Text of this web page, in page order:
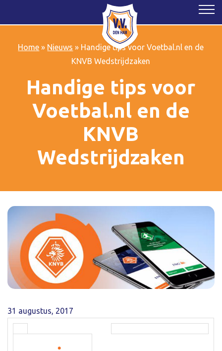
Home » Nieuws » Handige tips voor Voetbal.nl en de
KNVB Wedstrijdzaken
Handige tips voor
Voetbal.nl en de
KNVB
Wedstrijdzaken
31 augustus, 2017